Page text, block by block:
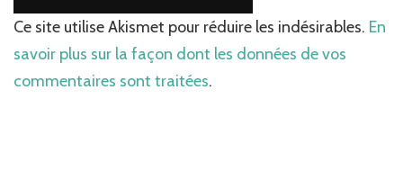
Ce site utilise Akismet pour réduire les indésirables. En
savoir plus sur la façon dont les données de vos
commentaires sont traitées.